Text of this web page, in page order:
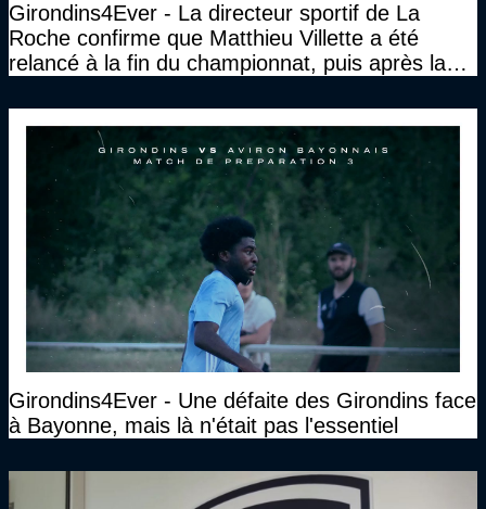
Girondins4Ever - La directeur sportif de La
Roche confirme que Matthieu Villette a été
relancé à la fin du championnat, puis après la
Girondins4Ever - Une défaite des Girondins face
à Bayonne, mais là n'était pas l'essentiel